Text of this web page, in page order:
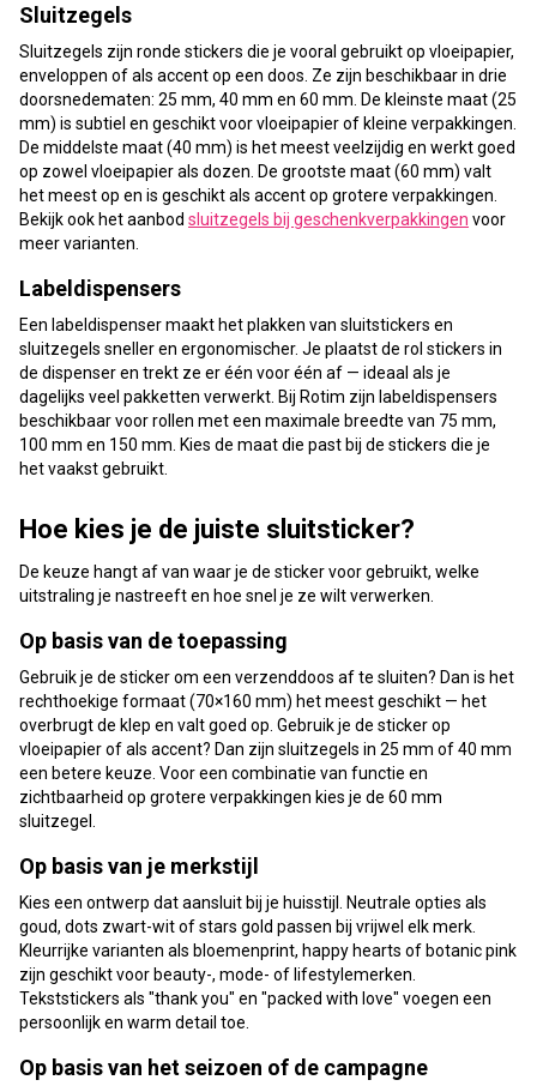
Sluitzegels
Sluitzegels zijn ronde stickers die je vooral gebruikt op vloeipapier,
enveloppen of als accent op een doos. Ze zijn beschikbaar in drie
doorsnedematen: 25 mm, 40 mm en 60 mm. De kleinste maat (25
mm) is subtiel en geschikt voor vloeipapier of kleine verpakkingen.
De middelste maat (40 mm) is het meest veelzijdig en werkt goed
op zowel vloeipapier als dozen. De grootste maat (60 mm) valt
het meest op en is geschikt als accent op grotere verpakkingen.
Bekijk ook het aanbod sluitzegels bij geschenkverpakkingen voor
meer varianten.
Labeldispensers
Een labeldispenser maakt het plakken van sluitstickers en
sluitzegels sneller en ergonomischer. Je plaatst de rol stickers in
de dispenser en trekt ze er één voor één af — ideaal als je
dagelijks veel pakketten verwerkt. Bij Rotim zijn labeldispensers
beschikbaar voor rollen met een maximale breedte van 75 mm,
100 mm en 150 mm. Kies de maat die past bij de stickers die je
het vaakst gebruikt.
Hoe kies je de juiste sluitsticker?
De keuze hangt af van waar je de sticker voor gebruikt, welke
uitstraling je nastreeft en hoe snel je ze wilt verwerken.
Op basis van de toepassing
Gebruik je de sticker om een verzenddoos af te sluiten? Dan is het
rechthoekige formaat (70×160 mm) het meest geschikt — het
overbrugt de klep en valt goed op. Gebruik je de sticker op
vloeipapier of als accent? Dan zijn sluitzegels in 25 mm of 40 mm
een betere keuze. Voor een combinatie van functie en
zichtbaarheid op grotere verpakkingen kies je de 60 mm
sluitzegel.
Op basis van je merkstijl
Kies een ontwerp dat aansluit bij je huisstijl. Neutrale opties als
goud, dots zwart-wit of stars gold passen bij vrijwel elk merk.
Kleurrijke varianten als bloemenprint, happy hearts of botanic pink
zijn geschikt voor beauty-, mode- of lifestylemerken.
Tekststickers als "thank you" en "packed with love" voegen een
persoonlijk en warm detail toe.
Op basis van het seizoen of de campagne